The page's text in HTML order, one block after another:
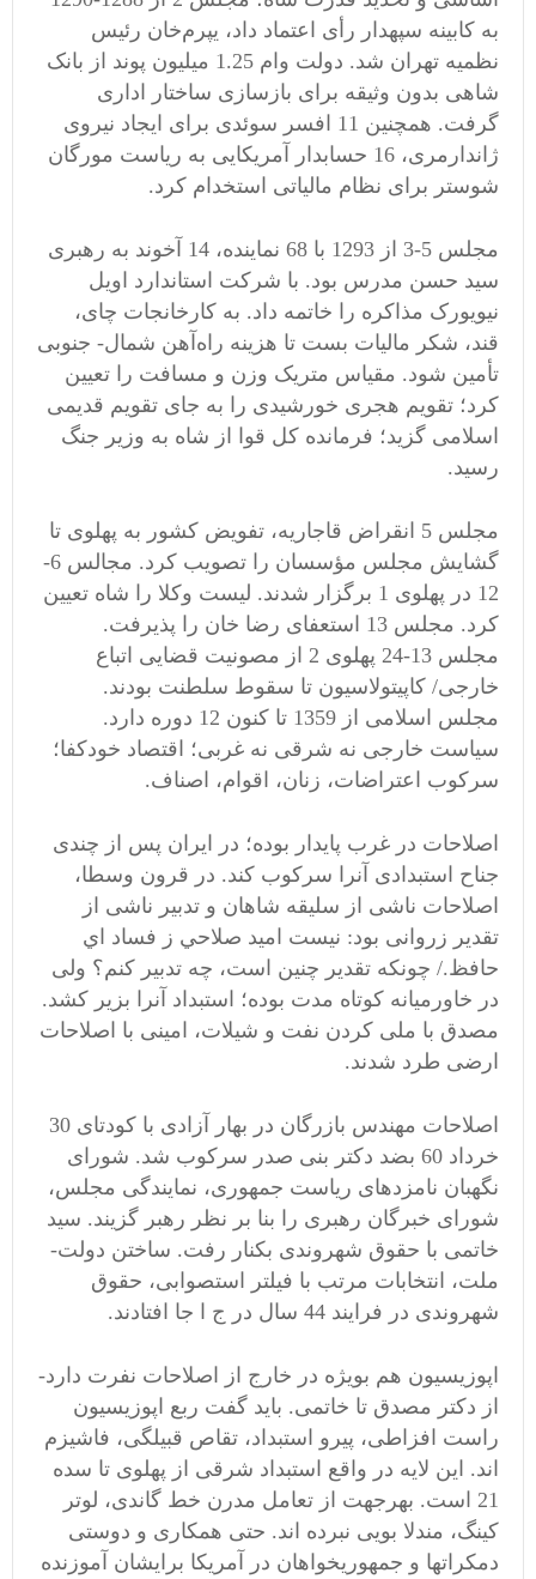
به کابینه سپهدار رأی اعتماد داد، یپرم‌خان رئیس
نظمیه تهران شد. دولت وام 1.25 میلیون پوند از بانک
شاهی بدون وثیقه برای بازسازی ساختار اداری
گرفت. همچنین 11 افسر سوئدی برای ایجاد نیروی
ژاندارمری، 16 حسابدار آمریکایی به ریاست مورگان
شوستر برای نظام مالیاتی استخدام کرد.
مجلس 5-3 از 1293 با 68 نماینده، 14 آخوند به رهبری
سید حسن مدرس بود. با شرکت استاندارد اویل
نیویورک مذاکره را خاتمه داد. به کارخانجات چای،
قند، شکر مالیات بست تا هزینه راه‌آهن شمال- جنوبی
تأمین شود. مقیاس متریک وزن و مسافت را تعیین
کرد؛ تقویم هجری خورشیدی را به جای تقویم قدیمی
اسلامی گزید؛ فرمانده کل قوا از شاه به وزیر جنگ
رسید.
مجلس 5 انقراض قاجاریه، تفویض کشور به پهلوی تا
گشایش مجلس مؤسسان را تصویب کرد. مجالس 6-
12 در پهلوی 1 برگزار شدند. لیست وکلا را شاه تعیین
کرد. مجلس 13 استعفای رضا خان را پذیرفت.
مجلس 13-24 پهلوی 2 از مصونیت قضایی اتباع
خارجی/ کاپیتولاسیون تا سقوط سلطنت بودند.
مجلس اسلامی از 1359 تا کنون 12 دوره دارد.
سیاست خارجی نه شرقی نه غربی؛ اقتصاد خودکفا؛
سرکوب اعتراضات، زنان، اقوام، اصناف.
اصلاحات در غرب پایدار بوده؛ در ایران پس از چندی
جناح استبدادی آنرا سرکوب کند. در قرون وسطا،
اصلاحات ناشی از سلیقه شاهان و تدبیر ناشی از
تقدیر زروانی بود: نيست اميد صلاحي ز فساد اي
حافظ./ چونكه تقدير چنين است، چه تدبير كنم؟ ولی
در خاورمیانه کوتاه مدت بوده؛ استبداد آنرا بزیر کشد.
مصدق با ملی کردن نفت و شیلات، امینی با اصلاحات
ارضی طرد شدند.
اصلاحات مهندس بازرگان در بهار آزادی با کودتای 30
خرداد 60 بضد دکتر بنی صدر سرکوب شد. شورای
نگهبان نامزدهای ریاست جمهوری، نمایندگی مجلس،
شورای خبرگان رهبری را بنا بر نظر رهبر گزیند. سید
خاتمی با حقوق شهروندی بکنار رفت. ساختن دولت-
ملت، انتخابات مرتب با فیلتر استصوابی، حقوق
شهروندی در فرایند 44 سال در ج ا جا افتادند.
اپوزیسیون هم بویژه در خارج از اصلاحات نفرت دارد-
از دکتر مصدق تا خاتمی. باید گفت ربع اپوزیسیون
راست افزاطی، پیرو استبداد، تقاص قبیلگی، فاشیزم
اند. این لایه در واقع استبداد شرقی از پهلوی تا سده
21 است. بهرجهت از تعامل مدرن خط گاندی، لوتر
کینگ، مندلا بویی نبرده اند. حتی همکاری و دوستی
دمکراتها و جمهوریخواهان در آمریکا برایشان آموزنده